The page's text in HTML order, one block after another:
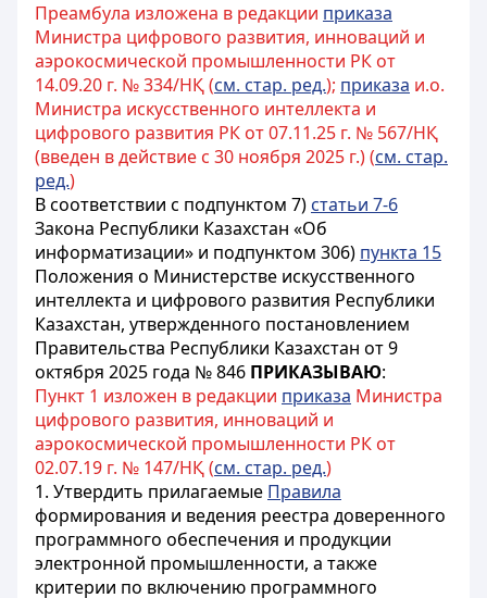
Преамбула изложена в редакции приказа
Министра цифрового развития, инноваций и
аэрокосмической промышленности РК от
14.09.20 г. № 334/НҚ (см. стар. ред.); приказа и.о.
Министра искусственного интеллекта и
цифрового развития РК от 07.11.25 г. № 567/НҚ
(введен в действие с 30 ноября 2025 г.) (см. стар.
ред.)
В соответствии с подпунктом 7) статьи 7-6
Закона Республики Казахстан «Об
информатизации» и подпунктом 306) пункта 15
Положения о Министерстве искусственного
интеллекта и цифрового развития Республики
Казахстан, утвержденного постановлением
Правительства Республики Казахстан от 9
октября 2025 года № 846 ПРИКАЗЫВАЮ:
Пункт 1 изложен в редакции приказа Министра
цифрового развития, инноваций и
аэрокосмической промышленности РК от
02.07.19 г. № 147/НҚ (см. стар. ред.)
1. Утвердить прилагаемые Правила
формирования и ведения реестра доверенного
программного обеспечения и продукции
электронной промышленности, а также
критерии по включению программного